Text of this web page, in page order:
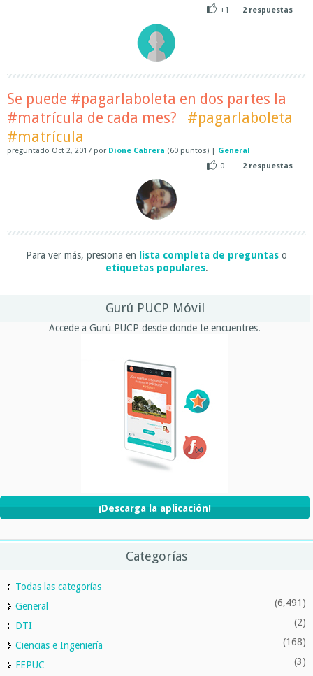
+1
2 respuestas
Se puede #pagarlaboleta en dos partes la
#matrícula de cada mes?
#pagarlaboleta
#matrícula
preguntado Oct 2, 2017 por Dione Cabrera (60 puntos) | General
0
2 respuestas
Para ver más, presiona en lista completa de preguntas o
etiquetas populares.
Gurú PUCP Móvil
Accede a Gurú PUCP desde donde te encuentres.
¡Descarga la aplicación!
Categorías
Todas las categorías
General
(6,491)
DTI (2)
Ciencias e Ingeniería (168)
FEPUC
(3)